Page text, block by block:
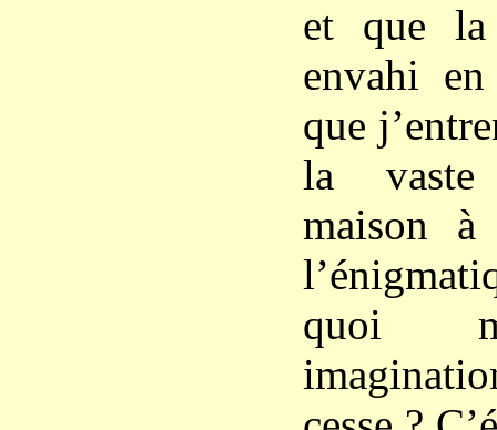
et que la
envahi
que
la vaste
maison à
quoi